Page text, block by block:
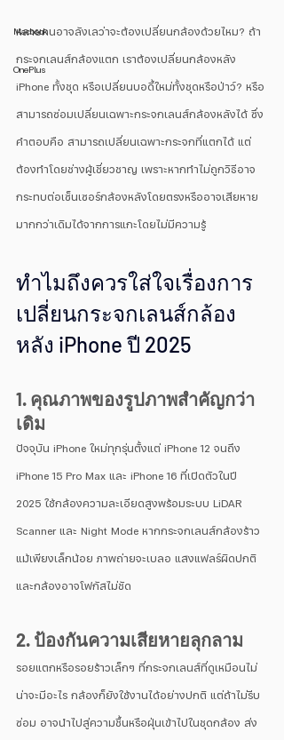
Macbook
OnePlus
หลายคนอาจลังเลว่าจะต้องเปลี่ยนกล้องด้วยไหม? ถ้า
กระจกเลนส์กล้องแตก เราต้องเปลี่ยนกล้องหลัง
iPhone ทั้งชุด หรือเปลี่ยนบอดี้ใหม่ทั้งชุดหรือป่าว์? หรือ
สามารถซ่อมเปลี่ยนเฉพาะกระจกเลนส์กล้องหลังได้ ซึ่ง
คำตอบคือ สามารถเปลี่ยนเฉพาะกระจกที่แตกได้ แต่
ต้องทำโดยช่างผู้เชี่ยวชาญ เพราะหากทำไม่ถูกวิธีอาจ
กระทบต่อเซ็นเซอร์กล้องหลังโดยตรงหรืออาจเสียหาย
มากกว่าเดิมได้จากการแกะโดยไม่มีความรู้
ทำไมถึงควรใส่ใจเรื่องการ
เปลี่ยนกระจกเลนส์กล้อง
หลัง iPhone ปี 2025
1. คุณภาพของรูปภาพสำคัญกว่า
เดิม
ปัจจุบัน iPhone ใหม่ทุกรุ่นตั้งแต่ iPhone 12 จนถึง
iPhone 15 Pro Max และ iPhone 16 ที่เปิดตัวในปี
2025 ใช้กล้องความละเอียดสูงพร้อมระบบ LiDAR
Scanner และ Night Mode หากกระจกเลนส์กล้องร้าว
แม้เพียงเล็กน้อย ภาพถ่ายจะเบลอ แสงแฟลร์ผิดปกติ
และกล้องอาจโฟกัสไม่ชัด
2. ป้องกันความเสียหายลุกลาม
รอยแตกหรือรอยร้าวเล็กๆ ที่กระจกเลนส์ที่ดูเหมือนไม่
น่าจะมีอะไร กล้องก็ยังใช้งานได้อย่างปกติ แต่ถ้าไม่รีบ
ซ่อม อาจนำไปสู่ความชื้นหรือฝุ่นเข้าไปในชุดกล้อง ส่ง